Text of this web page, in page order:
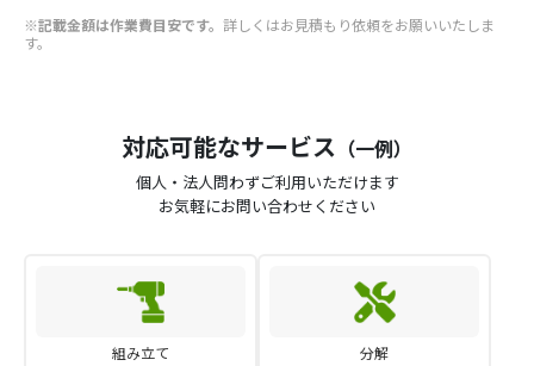
※記載金額は作業費目安です。 詳しくはお見積もり依頼をお願いいたしま
す。
対応可能なサービス （一例）
個人・法人問わずご利用いただけます
お気軽にお問い合わせください
組み立て 分解